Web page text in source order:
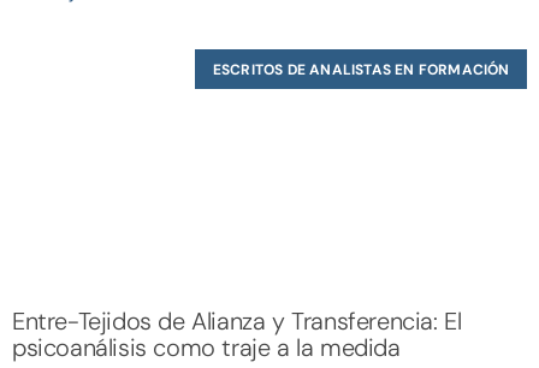
ESCRITOS DE ANALISTAS EN FORMACIÓN
Entre-Tejidos de Alianza y Transferencia: El
psicoanálisis como traje a la medida